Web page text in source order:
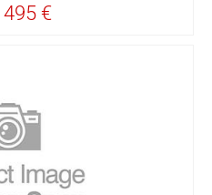
495 €